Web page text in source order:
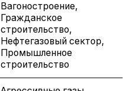
Вагоностроение,
Гражданское
строительство,
Нефтегазовый сектор,
Промышленное
строительство